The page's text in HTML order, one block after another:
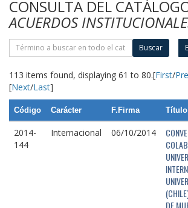
CONSULTA DEL
ACUERDOS
Buscar
113 items found, displaying 61 to 80.[First/
[Next/Last]
Código Carácter F.Firma Título
2014-
144
Internacional 06/10/2014
DE